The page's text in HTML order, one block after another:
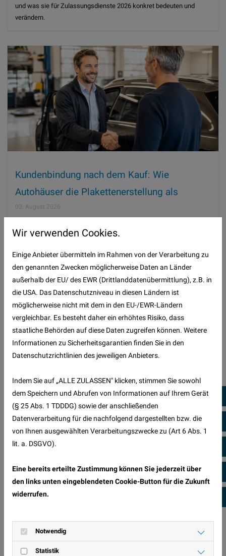
und was sie für Zulassungsdienste 2026 konkret bedeuten und
verändern.
Kundenbindung nach dem Kauf: Wie
Autohäuser die Plakettenerstellung als
Serviceleistung positionieren
03. August 2026
positionieren, um Kunden nach dem Kauf dauerhaft an ihren eigenen
Zulassungsdienst 2026: Welche
Zusatzleistungen Kunden heute erwarten
31. Juli 2026
Welche digitalen Zusatzangebote Kunden 2026 von
Service positionieren lässt.
Wir verwenden Cookies.
Einige Anbieter übermitteln im Rahmen von der Verarbeitung zu
den genannten Zwecken möglicherweise Daten an Länder
außerhalb der EU/ des EWR (Drittlanddatenübermittlung), z.B. in
die USA. Das Datenschutzniveau in diesen Ländern ist
möglicherweise nicht mit dem in den EU-/EWR-Ländern
vergleichbar. Es besteht daher ein erhöhtes Risiko, dass
staatliche Behörden auf diese Daten zugreifen können. Weitere
Informationen zu Sicherheitsgarantien finden Sie in den
Datenschutzrichtlinien des jeweiligen Anbieters.
Indem Sie auf „ALLE ZULASSEN" klicken, stimmen Sie sowohl
dem Speichern und Abrufen von Informationen auf Ihrem Gerät
(§ 25 Abs. 1 TDDDG) sowie der anschließenden
Datenverarbeitung für die nachfolgend dargestellten bzw. die
von Ihnen ausgewählten Verarbeitungszwecke zu (Art 6 Abs. 1
lit. a. DSGVO).
Eine bereits erteilte Zustimmung können Sie jederzeit über
den links unten eingeblendeten Cookie-Button für die Zukunft
widerrufen.
Notwendig
Statistik